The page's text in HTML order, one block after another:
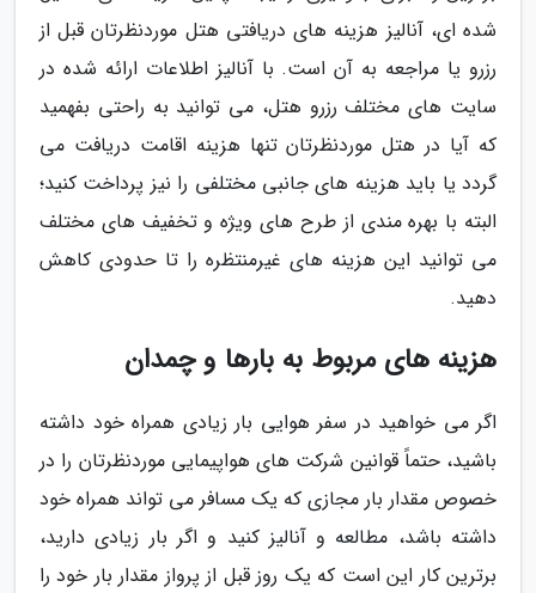
شده ای، آنالیز هزینه های دریافتی هتل موردنظرتان قبل از
رزرو یا مراجعه به آن است. با آنالیز اطلاعات ارائه شده در
سایت های مختلف رزرو هتل، می توانید به راحتی بفهمید
که آیا در هتل موردنظرتان تنها هزینه اقامت دریافت می
گردد یا باید هزینه های جانبی مختلفی را نیز پرداخت کنید؛
البته با بهره مندی از طرح های ویژه و تخفیف های مختلف
می توانید این هزینه های غیرمنتظره را تا حدودی کاهش
دهید.
هزینه های مربوط به بارها و چمدان
اگر می خواهید در سفر هوایی بار زیادی همراه خود داشته
باشید، حتماً قوانین شرکت های هواپیمایی موردنظرتان را در
خصوص مقدار بار مجازی که یک مسافر می تواند همراه خود
داشته باشد، مطالعه و آنالیز کنید و اگر بار زیادی دارید،
برترین کار این است که یک روز قبل از پرواز مقدار بار خود را